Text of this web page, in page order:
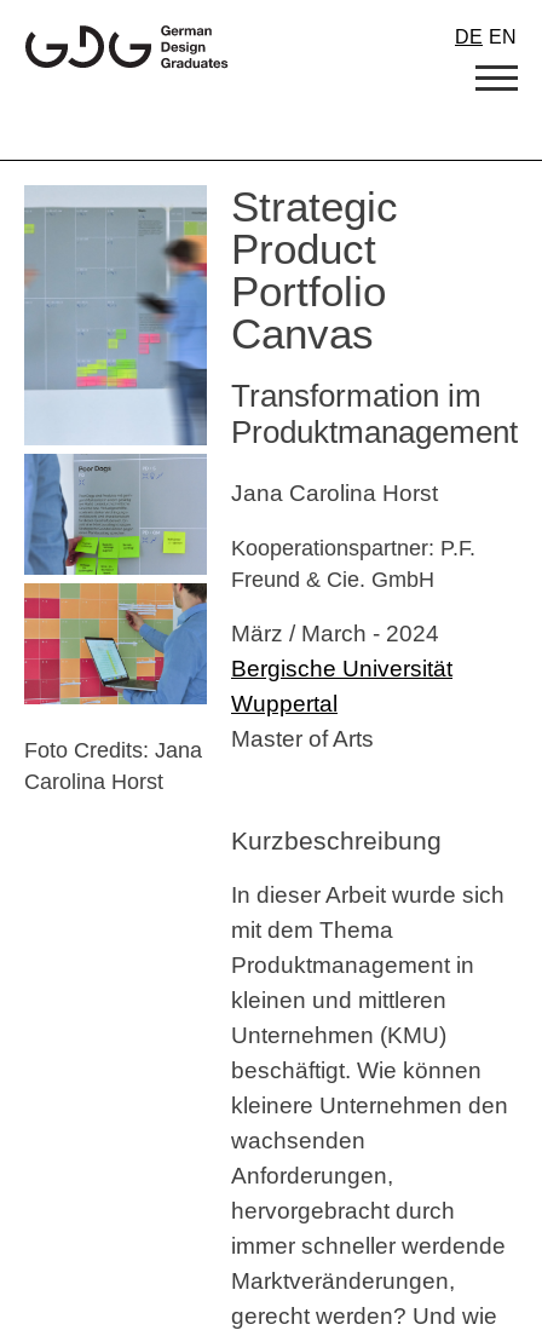
content
DE EN
Foto Credits: Jana
Carolina Horst
Strategic
Product
Portfolio
Canvas
Transformation im
Produktmanagement
Jana Carolina Horst
Kooperationspartner: P.F.
Freund & Cie. GmbH
März / March - 2024
Bergische Universität
Wuppertal
Master of Arts
Kurzbeschreibung
In dieser Arbeit wurde sich
mit dem Thema
Produktmanagement in
kleinen und mittleren
Unternehmen (KMU)
beschäftigt. Wie können
kleinere Unternehmen den
wachsenden
Anforderungen,
hervorgebracht durch
immer schneller werdende
Marktveränderungen,
gerecht werden? Und wie